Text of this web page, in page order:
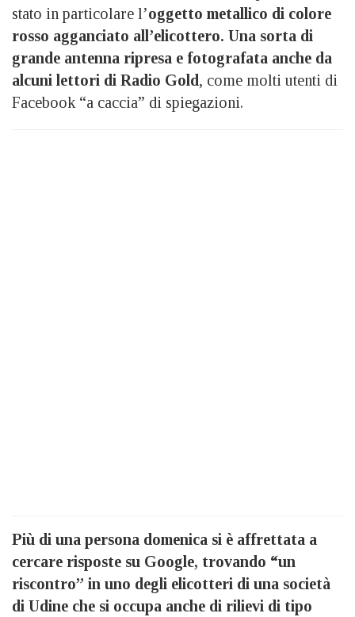
stato in particolare l’oggetto metallico di colore
rosso agganciato all’elicottero. Una sorta di
grande antenna ripresa e fotografata anche da
alcuni lettori di Radio Gold, come molti utenti di
Facebook “a caccia” di spiegazioni.
Più di una persona domenica si è affrettata a
cercare risposte su Google, trovando “un
riscontro” in uno degli elicotteri di una società
di Udine che si occupa anche di rilievi di tipo